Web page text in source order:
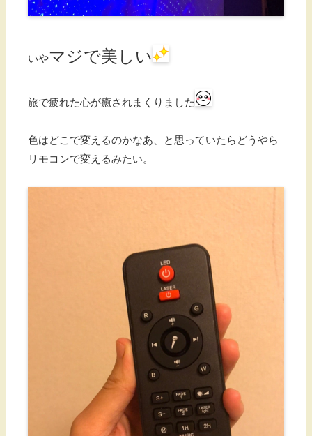
いやマジで美しい
旅で疲れた心が癒されまくりました
色はどこで変えるのかなあ、と思っていたらどうやら
リモコンで変えるみたい。